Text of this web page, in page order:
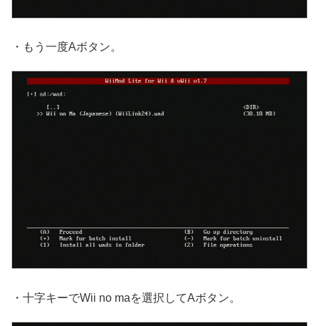
・もう一度Aボタン。
・十字キーでWii no maを選択してAボタン。